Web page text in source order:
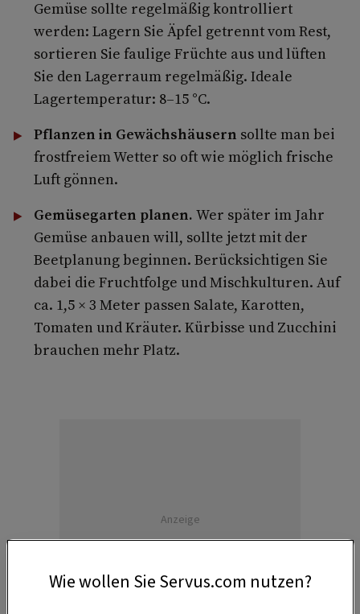
Gemüse sollte regelmäßig kontrolliert
werden: Lagern Sie Äpfel getrennt vom Rest,
sortieren Sie faulige Früchte aus und lüften
Sie den Lagerraum regelmäßig. Ideale
Lagertemperatur: 8–15 °C.
Pflanzen in Gewächshäusern sollte man bei
frostfreiem Wetter so oft wie möglich frische
Luft gönnen.
Gemüsegarten planen. Wer später im Jahr
Gemüse anbauen will, sollte jetzt mit der
Beetplanung beginnen. Berücksichtigen Sie
dabei die Fruchtfolge und Mischkulturen. Auf
ca. 1,5 × 3 Meter passen Salate, Karotten,
Tomaten und Kräuter. Kürbisse und Zucchini
brauchen mehr Platz.
Anzeige
Wie wollen Sie Servus.com nutzen?